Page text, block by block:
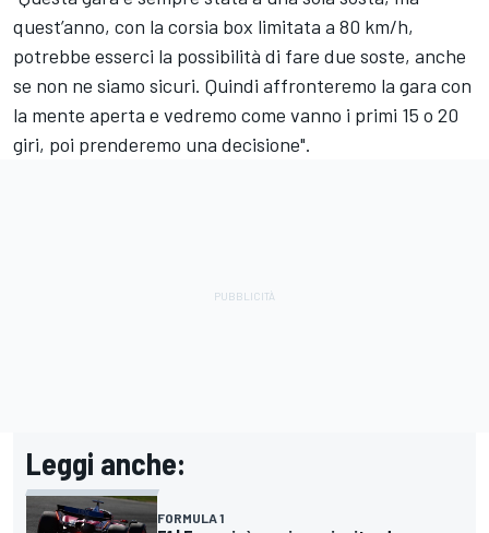
quest’anno, con la corsia box limitata a 80 km/h,
potrebbe esserci la possibilità di fare due soste, anche
se non ne siamo sicuri. Quindi affronteremo la gara con
la mente aperta e vedremo come vanno i primi 15 o 20
giri, poi prenderemo una decisione".
Leggi anche:
FORMULA 1